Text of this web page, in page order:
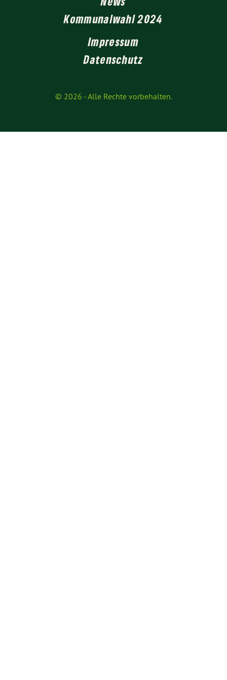
Kommunalwahl 2024
Impressum
Datenschutz
© 2026 - Alle Rechte vorbehalten.